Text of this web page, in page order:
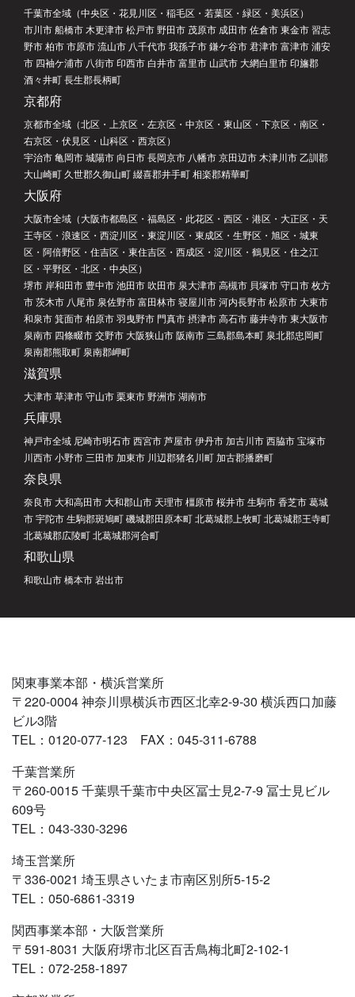
千葉市全域（中央区・花見川区・稲毛区・若葉区・緑区・美浜区）
市川市 船橋市 木更津市 松戸市 野田市 茂原市 成田市 佐倉市 東金市 習志
野市 柏市 市原市 流山市 八千代市 我孫子市 鎌ケ谷市 君津市 富津市 浦安
市 四袖ケ浦市 八街市 印西市 白井市 富里市 山武市 大網白里市 印旛郡
酒々井町 長生郡長柄町
京都府
京都市全域（北区・上京区・左京区・中京区・東山区・下京区・南区・
右京区・伏見区・山科区・西京区）
宇治市 亀岡市 城陽市 向日市 長岡京市 八幡市 京田辺市 木津川市 乙訓郡
大山崎町 久世郡久御山町 綴喜郡井手町 相楽郡精華町
大阪府
大阪市全域（大阪市都島区・福島区・此花区・西区・港区・大正区・天
王寺区・浪速区・西淀川区・東淀川区・東成区・生野区・旭区・城東
区・阿倍野区・住吉区・東住吉区・西成区・淀川区・鶴見区・住之江
区・平野区・北区・中央区）
堺市 岸和田市 豊中市 池田市 吹田市 泉大津市 高槻市 貝塚市 守口市 枚方
市 茨木市 八尾市 泉佐野市 富田林市 寝屋川市 河内長野市 松原市 大東市
和泉市 箕面市 柏原市 羽曳野市 門真市 摂津市 高石市 藤井寺市 東大阪市
泉南市 四條畷市 交野市 大阪狭山市 阪南市 三島郡島本町 泉北郡忠岡町
泉南郡熊取町 泉南郡岬町
滋賀県
大津市 草津市 守山市 栗東市 野洲市 湖南市
兵庫県
神戸市全域 尼崎市明石市 西宮市 芦屋市 伊丹市 加古川市 西脇市 宝塚市
川西市 小野市 三田市 加東市 川辺郡猪名川町 加古郡播磨町
奈良県
奈良市 大和高田市 大和郡山市 天理市 橿原市 桜井市 生駒市 香芝市 葛城
市 宇陀市 生駒郡斑鳩町 磯城郡田原本町 北葛城郡上牧町 北葛城郡王寺町
北葛城郡広陵町 北葛城郡河合町
和歌山県
和歌山市 橋本市 岩出市
関東事業本部・横浜営業所
〒220-0004 神奈川県横浜市西区北幸2-9-30 横浜西口加藤
ビル3階
TEL：0120-077-123 FAX：045-311-6788
千葉営業所
〒260-0015 千葉県千葉市中央区冨士見2-7-9 冨士見ビル
609号
TEL：043-330-3296
埼玉営業所
〒336-0021 埼玉県さいたま市南区別所5-15-2
TEL：050-6861-3319
関西事業本部・大阪営業所
〒591-8031 大阪府堺市北区百舌鳥梅北町2-102-1
TEL：072-258-1897